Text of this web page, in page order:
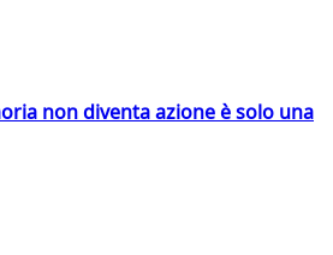
non diventa azione è solo una